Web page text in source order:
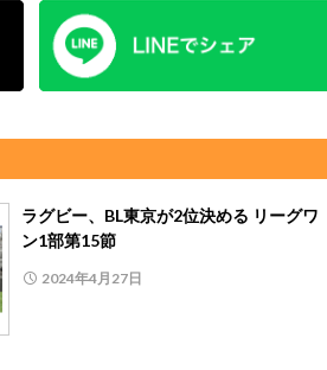
ラグビー、BL東京が2位決める リーグワ
ン1部第15節
2024年4月27日